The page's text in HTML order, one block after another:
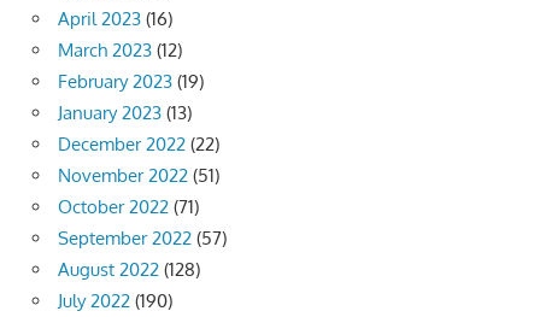
April 2023 (16)
March 2023 (12)
February 2023 (19)
January 2023 (13)
December 2022 (22)
November 2022 (51)
October 2022 (71)
September 2022 (57)
August 2022 (128)
July 2022 (190)